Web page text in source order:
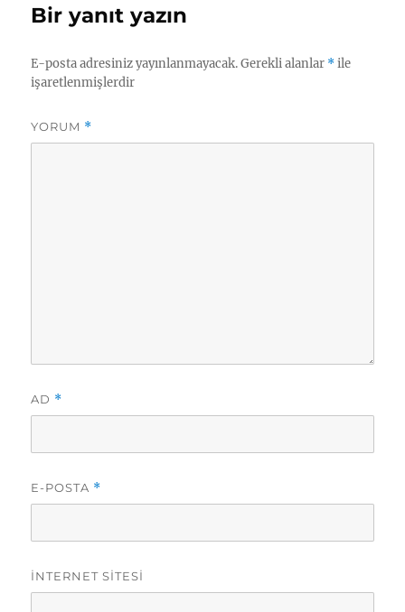
Bir yanıt yazın
E-posta adresiniz yayınlanmayacak. Gerekli alanlar *ile
işaretlenmişlerdir
YORUM *
AD *
E-POSTA *
İNTERNET SITESI